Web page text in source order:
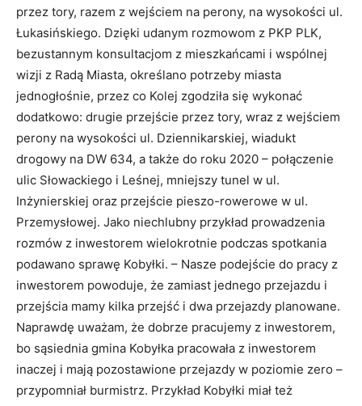
przez tory, razem z wejściem na perony, na wysokości ul.
Łukasińskiego. Dzięki udanym rozmowom z PKP PLK,
bezustannym konsultacjom z mieszkańcami i wspólnej
wizji z Radą Miasta, określano potrzeby miasta
jednogłośnie, przez co Kolej zgodziła się wykonać
dodatkowo: drugie przejście przez tory, wraz z wejściem
perony na wysokości ul. Dziennikarskiej, wiadukt
drogowy na DW 634, a także do roku 2020 – połączenie
ulic Słowackiego i Leśnej, mniejszy tunel w ul.
Inżynierskiej oraz przejście pieszo-rowerowe w ul.
Przemysłowej. Jako niechlubny przykład prowadzenia
rozmów z inwestorem wielokrotnie podczas spotkania
podawano sprawę Kobyłki. – Nasze podejście do pracy z
inwestorem powoduje, że zamiast jednego przejazdu i
przejścia mamy kilka przejść i dwa przejazdy planowane.
Naprawdę uważam, że dobrze pracujemy z inwestorem,
bo sąsiednia gmina Kobyłka pracowała z inwestorem
inaczej i mają pozostawione przejazdy w poziomie zero –
przypomniał burmistrz. Przykład Kobyłki miał też